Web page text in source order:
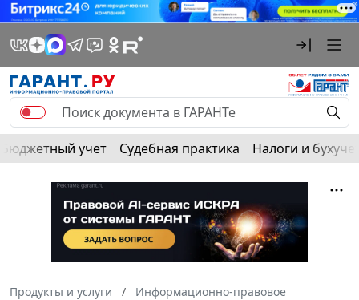
Бюджетный учет Судебная практика Налоги и
Продукты и услуги
Информационно-правовое